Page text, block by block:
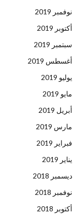
نوفمبر 2019
أكتوبر 2019
سبتمبر 2019
أغسطس 2019
يوليو 2019
مايو 2019
أبريل 2019
مارس 2019
فبراير 2019
يناير 2019
ديسمبر 2018
نوفمبر 2018
أكتوبر 2018